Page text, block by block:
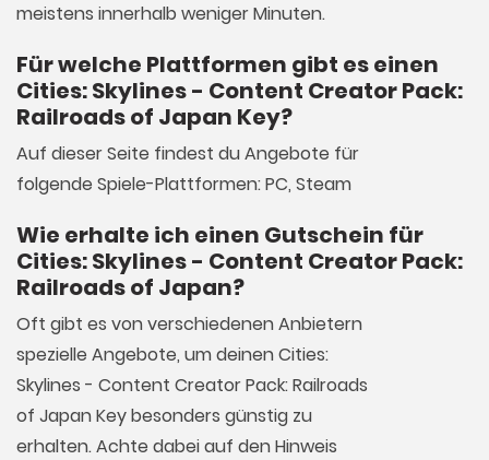
meistens innerhalb weniger Minuten.
Für welche Plattformen gibt es einen
Cities: Skylines - Content Creator Pack:
Railroads of Japan Key?
Auf dieser Seite findest du Angebote für
folgende Spiele-Plattformen: PC, Steam
Wie erhalte ich einen Gutschein für
Cities: Skylines - Content Creator Pack:
Railroads of Japan?
Oft gibt es von verschiedenen Anbietern
spezielle Angebote, um deinen Cities:
Skylines - Content Creator Pack: Railroads
of Japan Key besonders günstig zu
erhalten. Achte dabei auf den Hinweis